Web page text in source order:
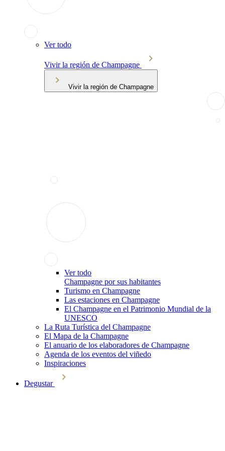
Ver todo
Vivir la región de Champagne
Vivir la región de Champagne
Ver todo
Champagne por sus habitantes
Turismo en Champagne
Las estaciones en Champagne
El Champagne en el Patrimonio Mundial de la
UNESCO
La Ruta Turística del Champagne
El Mapa de la Champagne
El anuario de los elaboradores de Champagne
Agenda de los eventos del viñedo
Inspiraciones
Degustar